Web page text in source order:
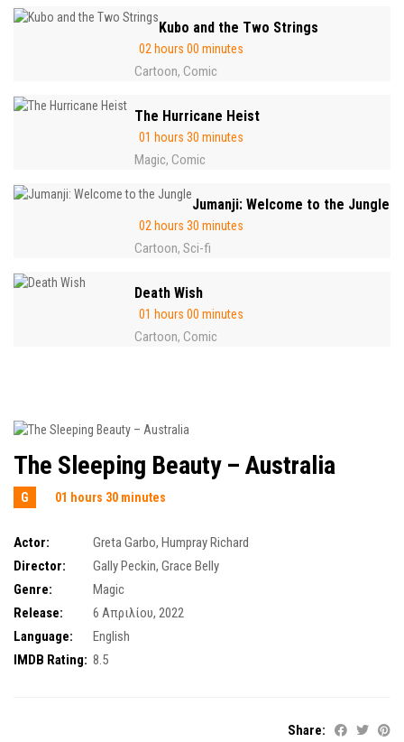
Kubo and the Two Strings
02 hours 00 minutes
Cartoon, Comic
The Hurricane Heist
01 hours 30 minutes
Magic, Comic
Jumanji: Welcome to the Jungle
02 hours 30 minutes
Cartoon, Sci-fi
Death Wish
01 hours 00 minutes
Cartoon, Comic
The Sleeping Beauty – Australia
G 01 hours 30 minutes
Actor: Greta Garbo, Humpray Richard
Director:
Gally Peckin, Grace Belly
Genre:
Magic
Release:
6 Απριλίου, 2022
Language:
English
IMDB Rating: 8.5
Share: